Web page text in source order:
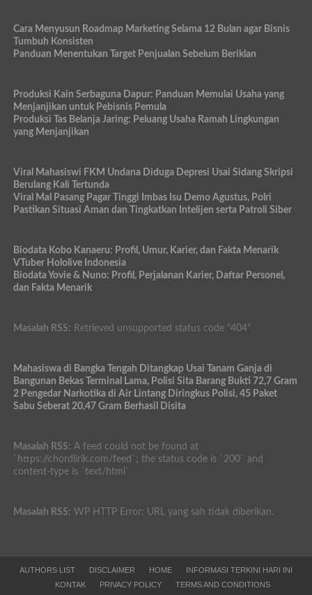
Cara Menyusun Roadmap Marketing Selama 12 Bulan agar Bisnis
Tumbuh Konsisten
Panduan Menentukan Target Penjualan Sebelum Beriklan
Produksi Kain Serbaguna Dapur: Panduan Memulai Usaha yang
Menjanjikan untuk Pebisnis Pemula
Produksi Tas Belanja Jaring: Peluang Usaha Ramah Lingkungan
yang Menjanjikan
Viral Mahasiswi FKM Undana Diduga Depresi Usai Sidang Skripsi
Berulang Kali Tertunda
Viral Mal Pasang Pagar Tinggi Imbas Isu Demo Agustus, Polri
Pastikan Situasi Aman dan Tingkatkan Intelijen serta Patroli Siber
Biodata Kobo Kanaeru: Profil, Umur, Karier, dan Fakta Menarik
VTuber Hololive Indonesia
Biodata Yovie & Nuno: Profil, Perjalanan Karier, Daftar Personel,
dan Fakta Menarik
Masalah RSS: Retrieved unsupported status code "404"
Mahasiswa di Bangka Tengah Ditangkap Usai Tanam Ganja di
Bangunan Bekas Terminal Lama, Polisi Sita Barang Bukti 72,7 Gram
2 Pengedar Narkotika di Air Lintang Diringkus Polisi, 45 Paket
Sabu Seberat 20,47 Gram Berhasil Disita
Masalah RSS: A feed could not be found at
`https://chordlirik.com/feed`; the status code is `200` and
content-type is `text/html`
Masalah RSS: WP HTTP Error: URL yang sah tidak diberikan.
AUTHORS LIST DISCLAIMER HOME
INFORMASI TERKINI HARI INI
KONTAK
PRIVACY POLICY TERMS AND CONDITIONS